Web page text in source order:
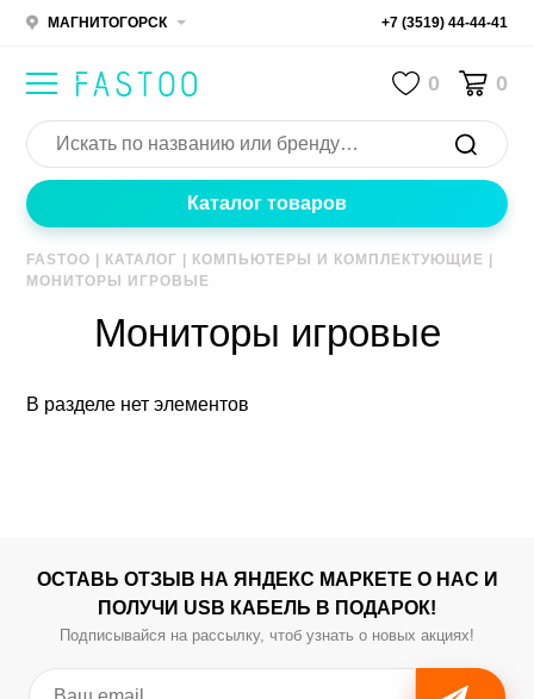
МАГНИТОГОРСК +7 (3519) 44-44-41
0 0
Каталог товаров
FASTOO КАТАЛОГ КОМПЬЮТЕРЫ И КОМПЛЕКТУЮЩИЕ
МОНИТОРЫ ИГРОВЫЕ
Мониторы игровые
В разделе нет элементов
ОСТАВЬ ОТЗЫВ НА ЯНДЕКС МАРКЕТЕ О НАС И
ПОЛУЧИ USB КАБЕЛЬ В ПОДАРОК!
Подписывайся на рассылку, чтоб узнать о новых акциях!